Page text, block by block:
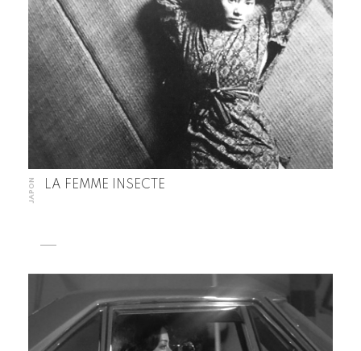
JAPON LA FEMME INSECTE